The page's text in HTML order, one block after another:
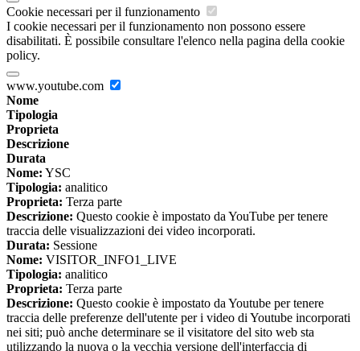
Cookie necessari per il funzionamento
I cookie necessari per il funzionamento non possono essere
disabilitati. È possibile consultare l'elenco nella pagina della cookie
policy.
www.youtube.com
Nome
Tipologia
Proprieta
Descrizione
Durata
Nome: YSC
Tipologia: analitico
Proprieta: Terza parte
Descrizione: Questo cookie è impostato da YouTube per tenere
traccia delle visualizzazioni dei video incorporati.
Durata: Sessione
Nome: VISITOR_INFO1_LIVE
Tipologia: analitico
Proprieta: Terza parte
Descrizione: Questo cookie è impostato da Youtube per tenere
traccia delle preferenze dell'utente per i video di Youtube incorporati
nei siti; può anche determinare se il visitatore del sito web sta
utilizzando la nuova o la vecchia versione dell'interfaccia di